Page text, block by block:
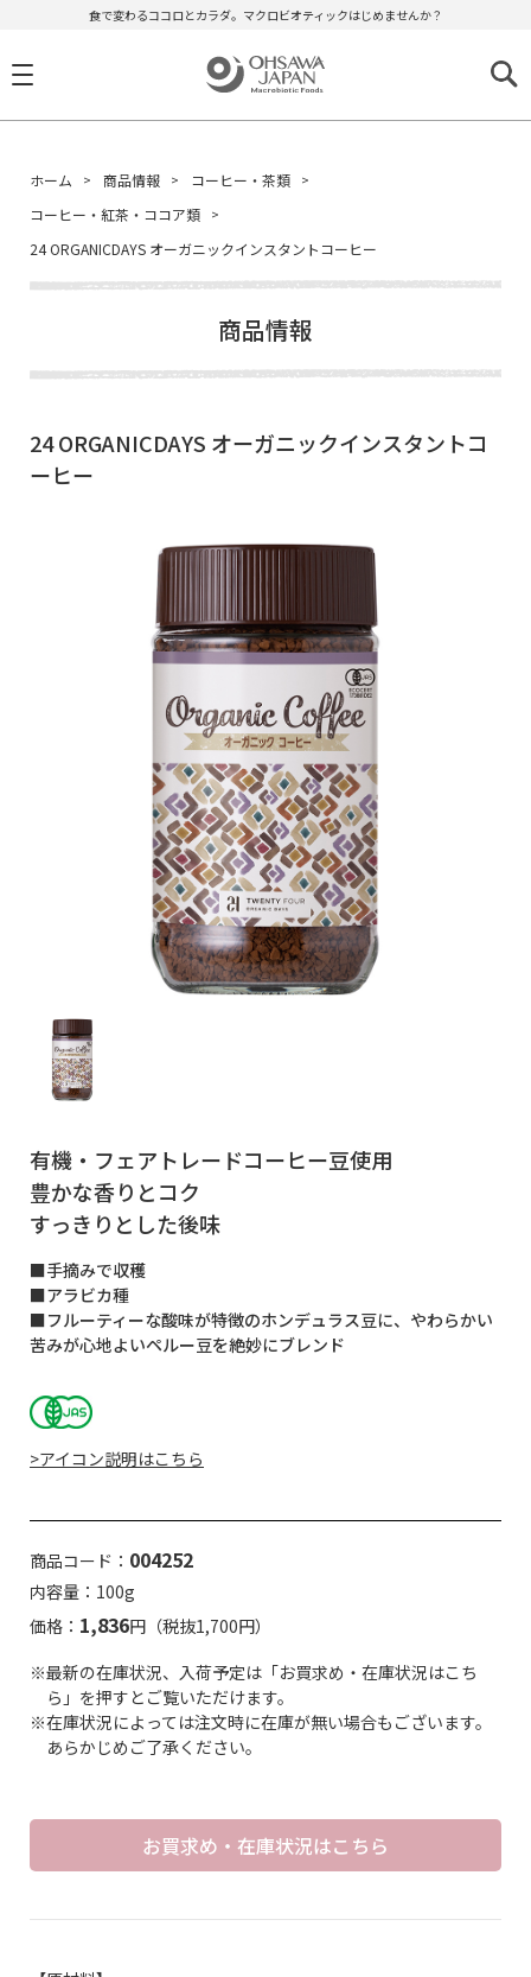
食で変わるココロとカラダ。マクロビオティックはじめませんか？
ホーム 商品情報
コーヒー・茶類
コーヒー・紅茶・ココア類
24 ORGANICDAYS オーガニックインスタントコーヒー
商品情報
24 ORGANICDAYS オーガニックインスタントコ
ーヒー
有機・フェアトレードコーヒー豆使用
豊かな香りとコク
すっきりとした後味
■手摘みで収穫
■アラビカ種
■フルーティーな酸味が特徴のホンデュラス豆に、やわらかい
苦みが心地よいペルー豆を絶妙にブレンド
>アイコン説明はこちら
商品コード： 004252
内容量：100g
価格： 1,836円（税抜1,700円）
※最新の在庫状況、入荷予定は「お買求め・在庫状況はこち
ら」を押すとご覧いただけます。
※在庫状況によっては注文時に在庫が無い場合もございます。
あらかじめご了承ください。
お買求め・在庫状況はこちら